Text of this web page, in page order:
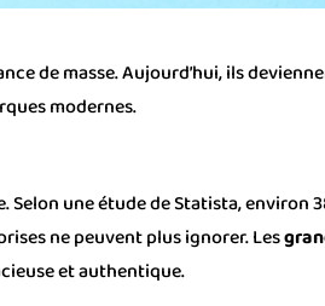
de masse. Aujourd’hui, ils
modernes.
une étude de Statista, environ
ne peuvent plus ignorer. Les
et authentique.